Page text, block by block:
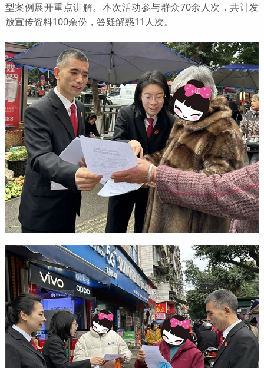
型案例展开重点讲解。本次活动参与群众70余人次，共计发
放宣传资料100余份，答疑解惑11人次。